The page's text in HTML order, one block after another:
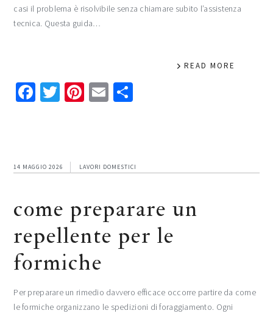
casi il problema è risolvibile senza chiamare subito l’assistenza
tecnica. Questa guida…
READ MORE
Facebook
Twitter
Pinterest
Email
14 MAGGIO 2026 LAVORI DOMESTICI
come preparare un
repellente per le
formiche
Per preparare un rimedio davvero efficace occorre partire da come
le formiche organizzano le spedizioni di foraggiamento. Ogni